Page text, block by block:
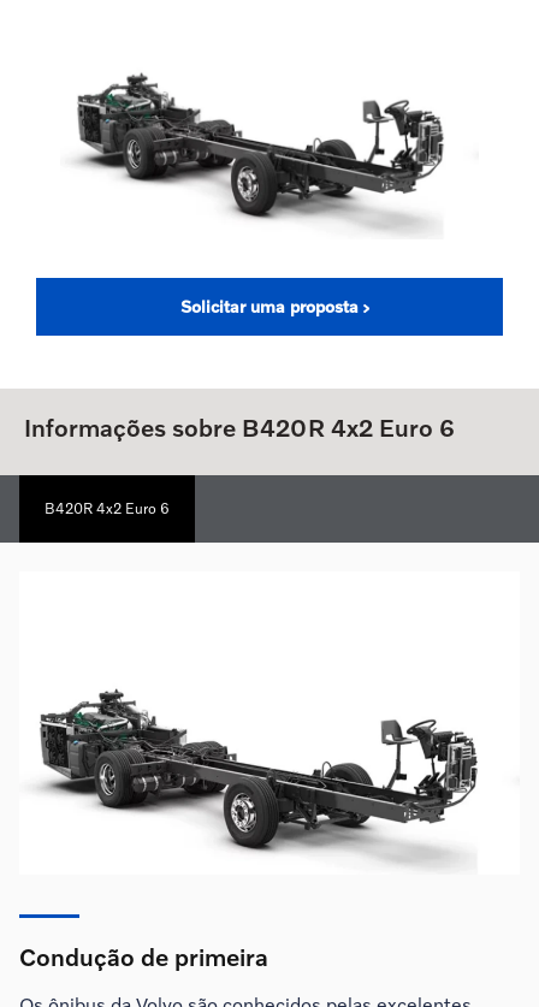
Solicitar uma proposta
Informações sobre B420R 4x2 Euro 6
B420R 4x2 Euro 6
Condução de primeira